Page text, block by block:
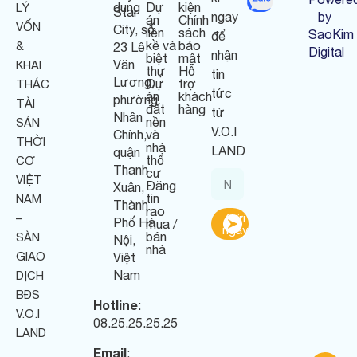
LÝ
VỐN
&
KHAI
THÁC
TÀI
SẢN
THỜI
CƠ
VIỆT
NAM
–
SÀN
GIAO
DỊCH
BĐS
V.O.I
LAND
Star
City, số
23 Lê
Văn
Lương,
phường
Nhân
Chính,
quận
Thanh
Xuân,
Thành
Phố Hà
Nội,
Việt
Nam
Hotline:
08.25.25.25.25
Email:
dụng Dự
án
liền
kề và
biệt
thự
Dự
án
đất
nền
và
nhà
thổ
cư
Đăng
tin
rao
mua /
bán
nhà
kiện
Chính
sách
bảo
mật
Hỗ
trợ
khách
hàng
ngay
để
nhận
tin
tức
từ
V.O.I
LAND
Gửi
ngay
by
SaoKim
Digital